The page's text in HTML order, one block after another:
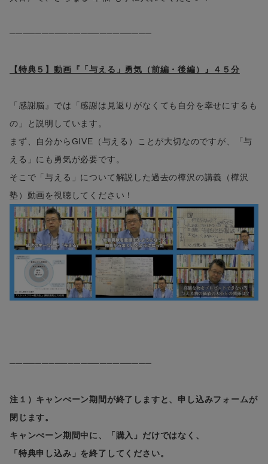
──────────────────────
【特典５】動画『「与える」勇気（前編・後編）』４５分
「感謝脳』では「感謝は見返りがなくても自分を幸せにするも
の」と説明しています。
まず、自分からGIVE（与える）ことが大切なのですが、「与
える」にも勇気が必要です。
そこで「与える」について解説した過去の樺沢の講義（樺沢
塾）動画を視聴してください！
──────────────────────
注１）キャンぺーン期間が終了しますと、申し込みフォームが
閉じます。
キャンぺーン期間中に、「購入」だけではなく、
「特典申し込み」を終了してください。